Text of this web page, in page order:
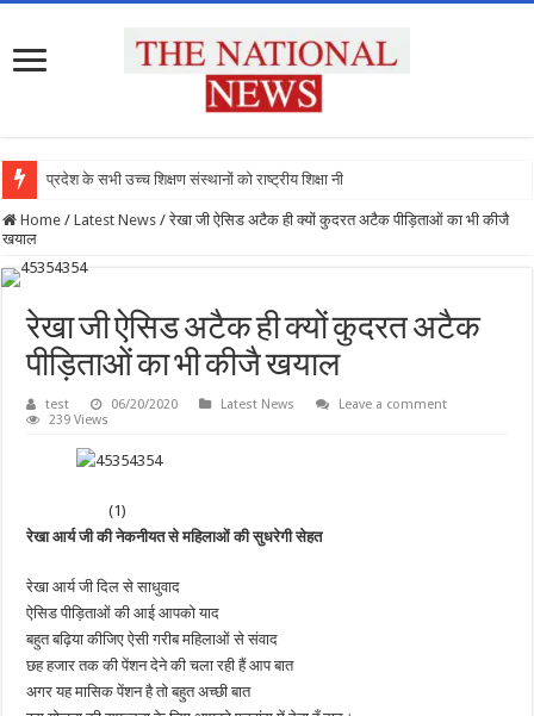
प्रदेश के सभी उच्च शिक्षण संस्थानों को राष्ट्रीय शिक्षा नीति के अ
Home / Latest News / रेखा जी ऐसिड अटैक ही क्यों कुदरत अटैक पीड़िताओं का भी कीजै
खयाल
रेखा जी ऐसिड अटैक ही क्यों कुदरत अटैक
पीड़िताओं का भी कीजै खयाल
test 06/20/2020 Latest News
Leave a comment
239 Views
(1)
रेखा आर्य जी की नेकनीयत से महिलाओं की सुधरेगी सेहत
रेखा आर्य जी दिल से साधुवाद
ऐसिड पीड़िताओं की आई आपको याद
बहुत बढ़िया कीजिए ऐसी गरीब महिलाओं से संवाद
छह हजार तक की पेंशन देने की चला रही हैं आप बात
अगर यह मासिक पेंशन है तो बहुत अच्छी बात